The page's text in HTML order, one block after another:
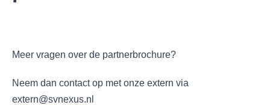
Meer vragen over de partnerbrochure?
Neem dan contact op met onze extern via
extern@svnexus.nl